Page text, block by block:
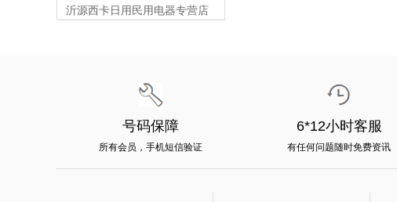
沂源西卡日用民用电器专营店
号码保障
所有会员，手机短信验证
6*12小时客服
有任何问题随时免费资讯